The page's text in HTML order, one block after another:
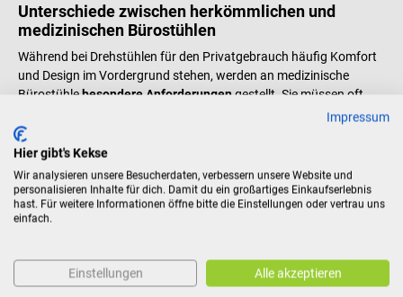
Unterschiede zwischen herkömmlichen und
medizinischen Bürostühlen
Während bei Drehstühlen für den Privatgebrauch häufig Komfort
und Design im Vordergrund stehen, werden an medizinische
Bürostühlebesondere Anforderungengestellt. Sie müssen oft
leicht zu reinigen, langlebig und in der Lage sein, die spezifischen
Anforderungen einer medizinischen Umgebung zu erfüllen. Dazu
gehören Eigenschaften wie antimikrobielle Materialien und leicht
zu reinigende Oberflächen.
Um eine ungewollte Keimverschleppung zu vermeiden, sollte in
hygienisch sensiblen Bereichen wie Behandlungsraum oder Labor
gegen Desinfektionsmittel ist. Lederbezüge stellen zwar eine
hochwertige Option dar, erfordern jedoch eine besondere Pflege
Impressum
Hier gibt's Kekse
Wir analysieren unsere Besucherdaten, verbessern unsere Website und
personalisieren Inhalte für dich. Damit du ein großartiges Einkaufserlebnis
hast. Für weitere Informationen öffne bitte die Einstellungen oder vertrau uns
einfach.
Einstellungen Alle akzeptieren